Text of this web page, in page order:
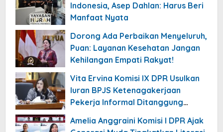
Indonesia, Asep Dahlan: Harus Beri
Manfaat Nyata
Dorong Ada Perbaikan Menyeluruh,
Puan: Layanan Kesehatan Jangan
Kehilangan Empati Rakyat!
Vita Ervina Komisi IX DPR Usulkan
Iuran BPJS Ketenagakerjaan
Pekerja Informal Ditanggung
Amelia Anggraini Komisi I DPR Ajak